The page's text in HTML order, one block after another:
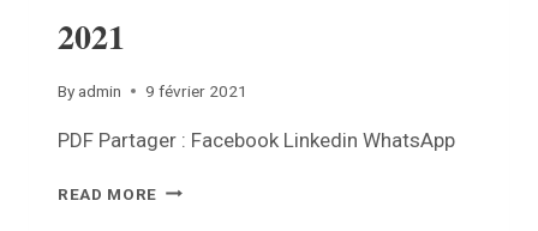
2021
By admin 9 février 2021
PDF Partager : Facebook Linkedin WhatsApp
READ MORE REVUE